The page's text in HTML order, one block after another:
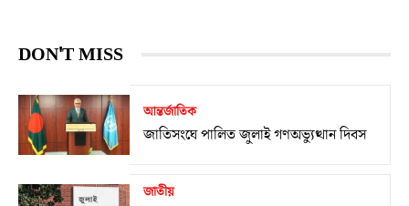
DON'T MISS
আন্তর্জাতিক
জাতিসংঘে পালিত জুলাই গণঅভ্যুত্থান দিবস
জাতীয়